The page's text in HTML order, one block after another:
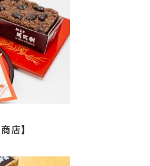
店】